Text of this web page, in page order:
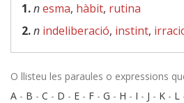
1.nesma, hàbit, rutina
2.n indeliberació, instint,
O llisteu les paraules o expressions
A - B - C - D - E - F - G - H - I - J - K - L